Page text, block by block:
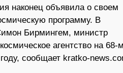
наконец объявила о своем
программу. В
Бирмингем, министр
агентство на 68-м
сообщает kratko-